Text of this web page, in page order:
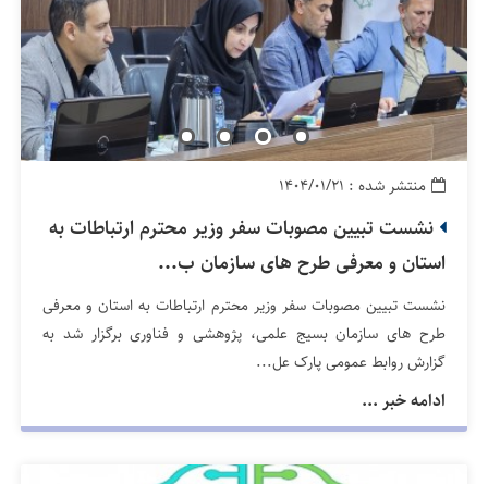
منتشر شده : ۱۴۰۴/۰۱/۲۱
نشست تبیین مصوبات سفر وزیر محترم ارتباطات به
استان و معرفی طرح های سازمان ب...
نشست تبیین مصوبات سفر وزیر محترم ارتباطات به استان و معرفی
طرح های سازمان بسیج علمی، پژوهشی و فناوری برگزار شد به
گزارش روابط عمومی پارک عل...
ادامه خبر ...